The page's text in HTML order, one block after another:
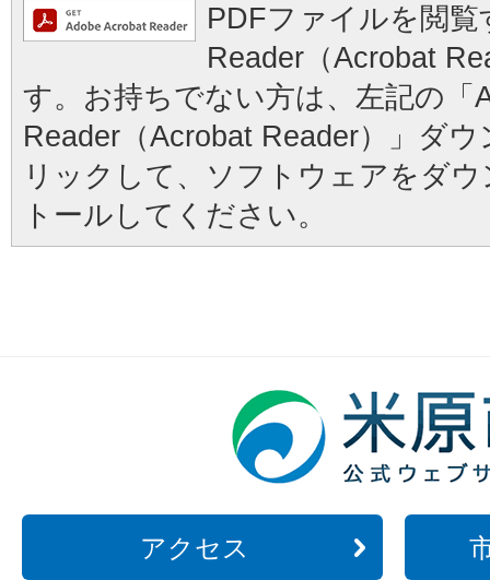
PDFファイルを閲
Reader（Acrobat
す。お持ちでない方は、左記の「
Reader（Acrobat Reader）」ダ
リックして、ソフトウェアをダ
トールしてください。
アクセス